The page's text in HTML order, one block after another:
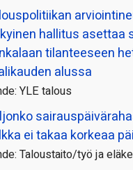
hallitus asettaa
tilanteeseen
alussa
YLE talous
ei takaa korkeaa
Taloustaito/työ ja eläke